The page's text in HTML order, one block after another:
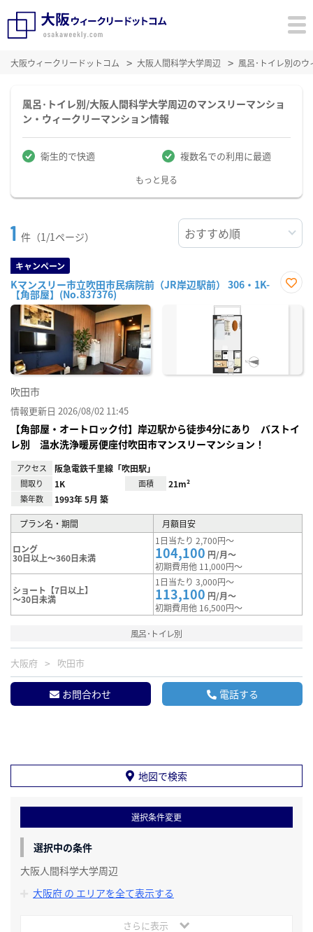
大阪ウィークリードットコム 大阪人間科学大学周辺 風呂･トイレ別の
風呂･トイレ別/大阪人間科学大学周辺のマンスリーマンショ
ン・ウィークリーマンション情報
衛生的で快適 複数名での利用に最適
もっと見る
1 件（1/1ページ）
キャンペーン
Kマンスリー市立吹田市民病院前（JR岸辺駅前） 306・1K-
【角部屋】(No.837376)
に入
吹田市
情報更新日 2026/08/02 11:45
【角部屋・オートロック付】岸辺駅から徒歩4分にあり バストイ
レ別 温水洗浄暖房便座付吹田市マンスリーマンション！
アクセス 阪急電鉄千里線「吹田駅」
間取り 1K 面積 21m²
築年数 1993年 5月 築
プラン名・期間 月額目安
ロング
30日以上～360日未満
1日当たり 2,700円～
104,100 円/月～
初期費用他 11,000円～
ショート【7日以上】
～30日未満
1日当たり 3,000円～
113,100 円/月～
初期費用他 16,500円～
風呂･トイレ別
大阪府 吹田市
お問合わせ 電話する
地図で検索
選択条件変更
選択中の条件
大阪人間科学大学周辺
大阪府 の エリアを全て表示する
さらに表示